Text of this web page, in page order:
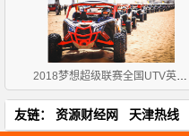
2018梦想超级联赛全国UTV英雄会圆满闭幕
友链： 资源财经网 天津热线